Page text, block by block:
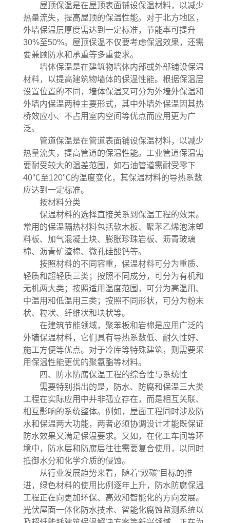
屋顶保温是在屋顶表面铺设保温材料，以减少
热量流失，提高屋顶的保温性能。对于北方地区，
外墙保温层厚度需达到一定标准，节能率可提升
30%至50%。屋顶保温不仅要考虑保温效果，还需
要兼顾防水和承重等多重要求。
墙体保温是在建筑物墙体内部或外部铺设保温
材料，以提高建筑物墙体的保温性能。根据保温层
设置位置的不同，墙体保温又可分为外墙外保温和
外墙内保温两种主要形式，其中外墙外保温因其热
桥效应小、不占用室内空间等优点而应用更为广
泛。
管道保温是在管道表面铺设保温材料，以减少
热量流失，提高管道的保温性能。工业管道保温需
要耐受较大的温差范围，如石油管道需耐受零下
40℃至120℃的温度变化，其保温材料的导热系数
应达到一定标准。
按材料分类
保温材料的选择直接关系到保温工程的效果。
常用的保温隔热材料包括软木板、聚苯乙烯泡沫塑
料板、加气混凝土块、膨胀珍珠岩板、沥青玻璃
棉、沥青矿渣棉、微孔硅酸钙等。
按照材料的不同容重，保温材料可分为重质、
轻质和超轻质三类；按照不同成分，可分为有机和
无机两大类；按照适用温度范围，可分为高温用、
中温用和低温用三类；按照不同形状，可分为粉末
状、粒状、纤维状和块状等。
在建筑节能领域，聚苯板和岩棉是应用广泛的
外墙保温材料，它们具有导热系数低、耐久性好、
施工方便等优点。对于冷库等特殊建筑，则需要采
用保温性能更优的聚氨酯等材料。
四、防水防腐保温工程的综合性与系统性
需要特别指出的是，防水、防腐和保温三大类
工程在实际应用中并非孤立存在，而是相互关联、
相互影响的系统整体。例如，屋面工程同时涉及防
水和保温两大功能，两者必须协调设计才能既保证
防水效果又满足保温要求。又如，在化工车间等环
境中，防水层和防腐层往往需要复合使用，以同时
抵御水分和化学介质的侵蚀。
从行业发展趋势来看，随着“双碳”目标的推
进，绿色材料的使用比例逐年上升，防水防腐保温
工程正在向更加环保、高效和智能化的方向发展。
光伏屋面一体化防水技术、智能化腐蚀监测系统以